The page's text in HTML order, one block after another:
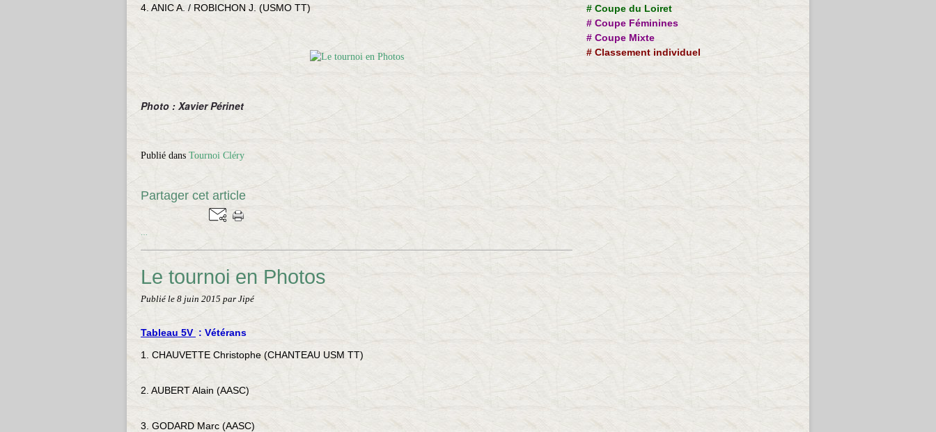
4. ANIC A. / ROBICHON J. (USMO TT)
Photo : Xavier Périnet
Publié dans Tournoi Cléry
Partager cet article
Le tournoi en Photos
Publié le 8 juin 2015 par Jipé
Tableau 5V : Vétérans
1. CHAUVETTE Christophe (CHANTEAU USM TT)
2. AUBERT Alain (AASC)
3. GODARD Marc (AASC)
# Coupe du Loiret
# Coupe Féminines
# Coupe Mixte
#Classement individuel